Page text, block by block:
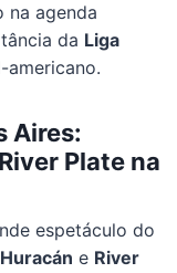
na agenda
da Liga
americano.
Aires:
Plate na
espetáculo do
Huracán e River